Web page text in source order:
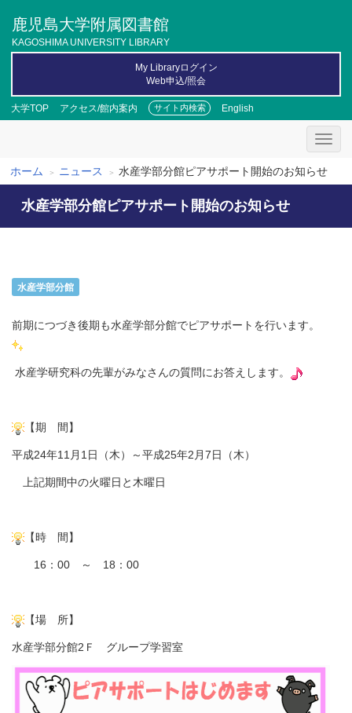
ツ
鹿児島大学附属図書館
KAGOSHIMA UNIVERSITY LIBRARY
大学TOP アクセス/館内案内 サイト内検索 English
My Libraryログイン
Web申込/照会
パ
ン
ホーム ニュース 水産学部分館ピアサポート開始のお知らせ
水産学部分館ピアサポート開始のお知らせ
水産学部分館
前期につづき後期も水産学部分館でピアサポートを行います。
水産学研究科の先輩がみなさんの質問にお答えします。
【期 間】
平成24年11月1日（木）～平成25年2月7日（木）
上記期間中の火曜日と木曜日
【時 間】
16：00 ～ 18：00
【場 所】
水産学部分館2Ｆ グループ学習室